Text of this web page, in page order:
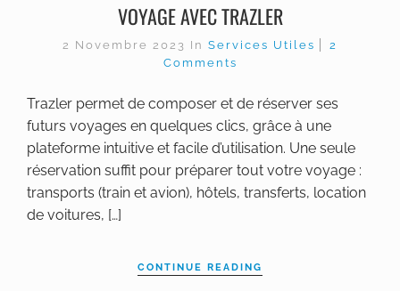
VOYAGE AVEC TRAZLER
2 Novembre 2023 In Services Utiles
2
Comments
Trazler permet de composer et de réserver ses
futurs voyages en quelques clics, grâce à une
plateforme intuitive et facile d’utilisation. Une seule
réservation suffit pour préparer tout votre voyage :
transports (train et avion), hôtels, transferts, location
de voitures, […]
CONTINUE READING